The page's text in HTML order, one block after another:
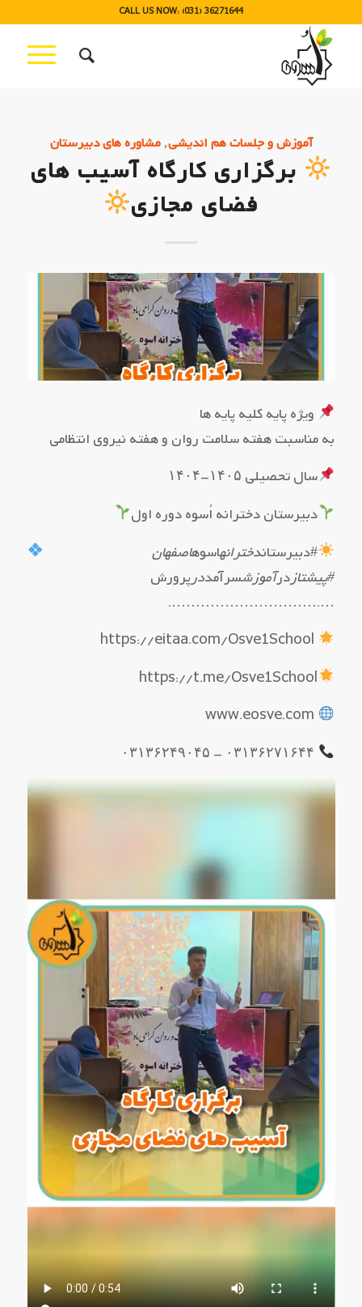
CALL US NOW: (031) 36271644
آموزش و جلسات هم اندیشی,مشاوره های دبیرستان
برگزاری کارگاه آسیب های
فضای مجازی
ویژه پایه کلیه پایه ها
به مناسبت هفته سلامت روان و هفته نیروی انتظامی
سال تحصیلی ۱۴۰۵-۱۴۰۴
دبیرستان دخترانه اُسوه دوره اول
#دبیرستاندخترانهاسوهاصفهان
#پیشتازدرآموزشسرآمددرپرورش
….………………………….
https://t.me/Osve1School